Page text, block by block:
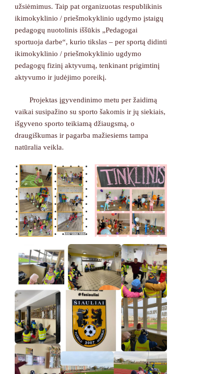
užsiėmimus. Taip pat organizuotas respublikinis
ikimokyklinio / priešmokyklinio ugdymo įstaigų
pedagogų nuotolinis iššūkis „Pedagogai
sportuoja darbe“, kurio tikslas – per sportą didinti
ikimokyklinio / priešmokyklinio ugdymo
pedagogų fizinį aktyvumą, tenkinant prigimtinį
aktyvumo ir judėjimo poreikį.
Projektas įgyvendinimo metu per žaidimą
vaikai susipažino su sporto šakomis ir jų siekiais,
išgyveno sporto teikiamą džiaugsmą, o
draugiškumas ir pagarba mažiesiems tampa
natūralia veikla.